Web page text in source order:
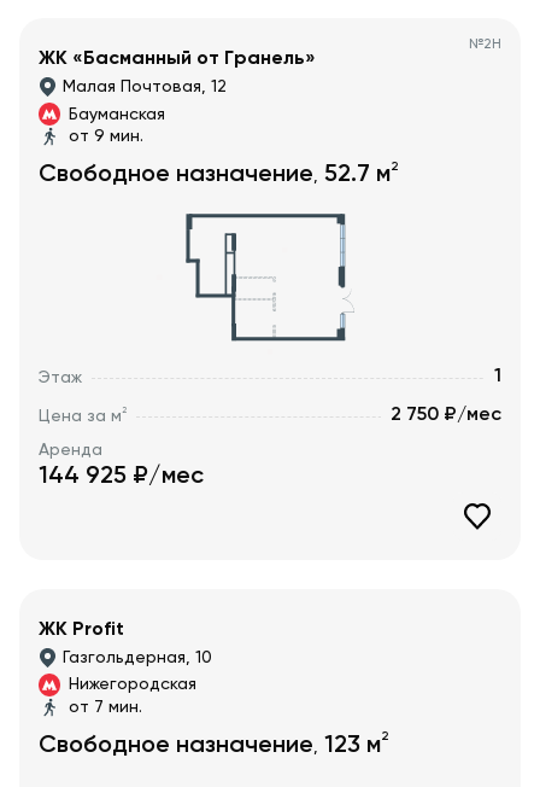
№2Н
ЖК «Басманный от Гранель»
Малая Почтовая, 12
Бауманская
от 9 мин.
Свободное назначение, 52.7 м2
Этаж 1
Цена за м2 2 750 ₽/мес
Аренда
144 925 ₽/мес
ЖК Profit
Газгольдерная, 10
Нижегородская
от 7 мин.
Свободное назначение, 123 м2